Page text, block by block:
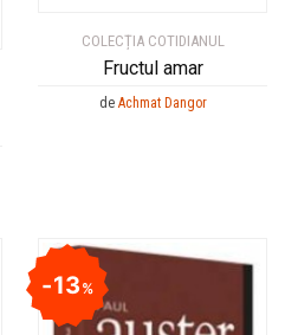
COLECȚIA COTIDIANUL
Fructul amar
de Achmat Dangor
13%